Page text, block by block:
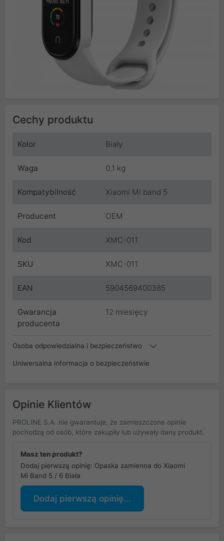
Cechy produktu
Kolor Biały
Waga 0.1 kg
Kompatybilność Xiaomi Mi band 5
Producent OEM
Kod XMC-011
SKU XMC-011
EAN 5904569400385
Gwarancja
producenta
12 miesięcy
Osoba odpowiedzialna i bezpieczeństwo
Uniwersalna informacja o bezpieczeństwie
Opinie Klientów
PROLINE S.A. nie gwarantuje, że zamieszczone opinie
pochodzą od osób, które zakupiły lub używały dany produkt.
Masz ten produkt?
Dodaj pierwszą opinię: Opaska zamienna do Xiaomi
Mi Band 5 / 6 Biała
Dodaj pierwszą opinię...